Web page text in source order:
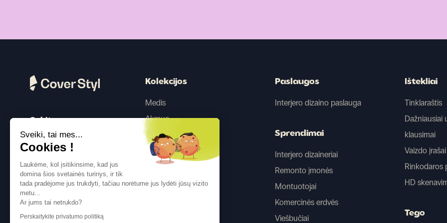
Kolekcijos
Medis
Akmuo
Spalva
Betonas
Metalikas
Tekstilė
Paslaugos
Interjero dizaino paslauga
Sprendimai
Interjero dizaineriai
Remonto įmonės
Montuotojai
Komercinės erdvės
Viešbučiai
Ištekliai
Tinklaraštis
Dažniausiai
klausimai
Vaizdo įrašai
Rinkodaros
HD
Tego
Sveiki, tai mes...
Cookies !
Laukėme, kol įsitikinsime, kad jus
domina šios svetainės turinys, ir tik
tada pradėjome jus trukdyti, tačiau norėtume jus lydėti jūsų vizito
metu...
Ar jums tai netrukdo?
Perskaitykite privatumo politiką